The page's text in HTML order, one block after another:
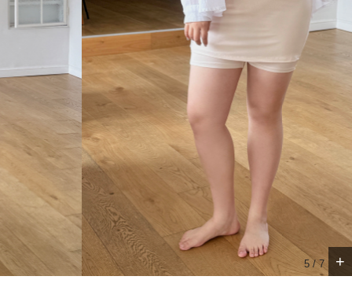
5 /7 +